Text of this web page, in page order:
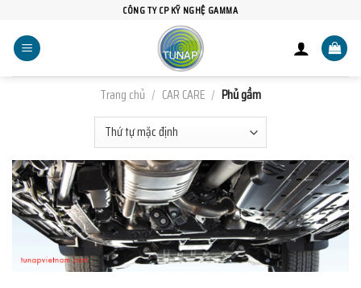
content
CÔNG TY CP KỸ NGHỆ GAMMA
Trang chủ / CAR CARE / Phủ gầm